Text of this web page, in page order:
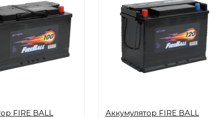
FIRE BALL
Аккумулятор FIRE BALL